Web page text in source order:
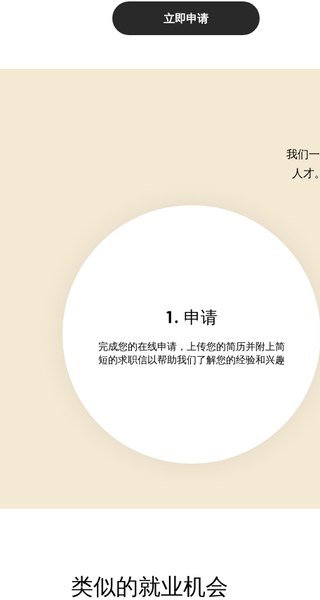
立即申请
我们
人才
1. 申请
完成您的在线申请，上传您的简历并附上简
短的求职信以帮助我们了解您的经验和兴趣
类似的就业机会